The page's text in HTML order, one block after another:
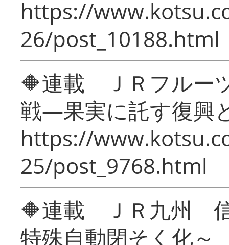
https://
26/post_10188.html
🔶連載 ＪＲフルー
戦―果実に託す復興
https://
25/post_9768.html
🔶連載 ＪＲ九州 信
特殊自動閉そく化～